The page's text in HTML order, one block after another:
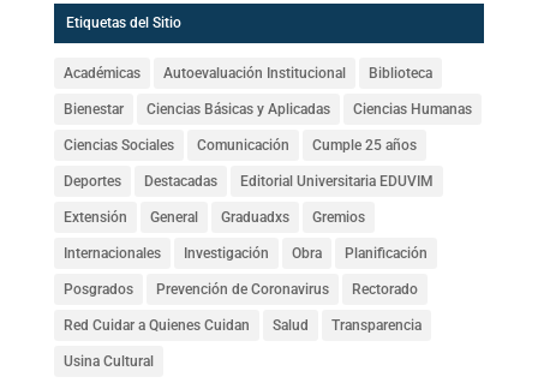
Etiquetas del Sitio
Académicas Autoevaluación Institucional Biblioteca
Bienestar Ciencias Básicas y Aplicadas Ciencias Humanas
Ciencias Sociales Comunicación Cumple 25 años
Deportes Destacadas Editorial Universitaria EDUVIM
Extensión General Graduadxs Gremios
Internacionales Investigación Obra Planificación
Posgrados Prevención de Coronavirus Rectorado
Red Cuidar a Quienes Cuidan Salud Transparencia
Usina Cultural